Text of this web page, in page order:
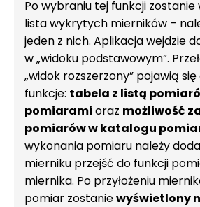
Po wybraniu tej funkcji
lista wykrytych mierników –
jeden z nich. Aplikacja wejdzie
w „widoku podstawowym”.
„widok rozszerzony” pojawią
funkcje: tabela z listą
pomiarami oraz możliwość
pomiarów w katalogu
wykonania pomiaru należy
mierniku przejść do funkcji
miernika. Po przyłożeniu
pomiar zostaniewyświetlony